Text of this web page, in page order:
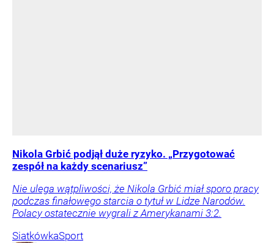
Nikola Grbić podjął duże ryzyko. „Przygotować
zespół na każdy scenariusz”
Nie ulega wątpliwości, że Nikola Grbić miał sporo pracy
podczas finałowego starcia o tytuł w Lidze Narodów.
Polacy ostatecznie wygrali z Amerykanami 3:2.
SiatkówkaSport